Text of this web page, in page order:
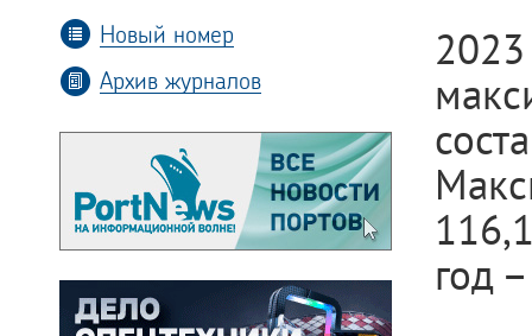
Новый номер
Архив журналов
год